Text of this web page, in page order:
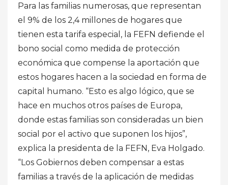
Para las familias numerosas, que representan
el 9% de los 2,4 millones de hogares que
tienen esta tarifa especial, la FEFN defiende el
bono social como medida de protección
económica que compense la aportación que
estos hogares hacen a la sociedad en forma de
capital humano. “Esto es algo lógico, que se
hace en muchos otros países de Europa,
donde estas familias son consideradas un bien
social por el activo que suponen los hijos”,
explica la presidenta de la FEFN, Eva Holgado.
“Los Gobiernos deben compensar a estas
familias a través de la aplicación de medidas